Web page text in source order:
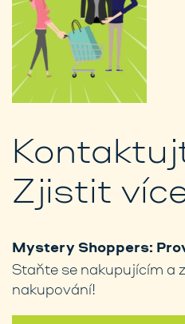
Zjistit
Mystery Shoppers:
Staňte se nakupujícím a
nakupování!